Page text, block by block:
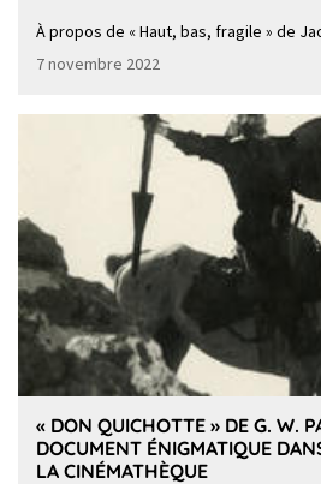
À propos de « Haut, bas, fragile » de
7 novembre 2022
« DON QUICHOTTE » DE G. W.
DOCUMENT ÉNIGMATIQUE
LA CINÉMATHÈQUE